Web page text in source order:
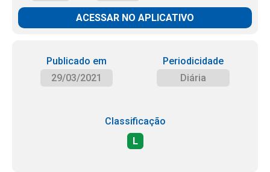
ACESSAR NO APLICATIVO
Publicado em
29/03/2021
Periodicidade
Diária
Classificação
L